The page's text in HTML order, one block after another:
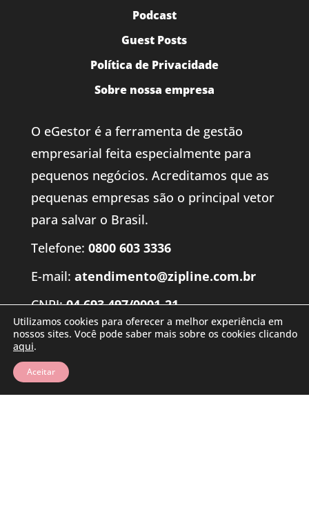
Podcast
Guest Posts
Política de Privacidade
Sobre nossa empresa
O eGestor é a ferramenta de gestão
empresarial feita especialmente para
pequenos negócios. Acreditamos que as
pequenas empresas são o principal vetor
para salvar o Brasil.
Telefone: 0800 603 3336
E-mail: atendimento@zipline.com.br
CNPJ:04.693.497/0001-21
Rua do Acampamento nº 380 – Centro –
Santa Maria – RS – 97050-002
© 2025 eGestor – Sistema Online de Gestão Empresarial
Utilizamos cookies para oferecer a melhor experiência em
nossos sites. Você pode saber mais sobre os cookies clicando
aqui.
Aceitar